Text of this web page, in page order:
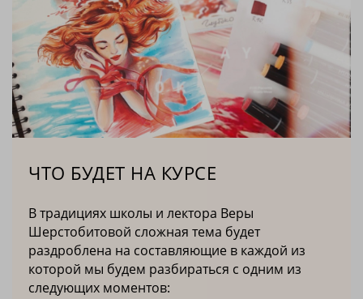
ЧТО БУДЕТ НА КУРСЕ
В традициях школы и лектора Веры
Шерстобитовой сложная тема будет
раздроблена на составляющие в каждой из
которой мы будем разбираться с одним из
следующих моментов: